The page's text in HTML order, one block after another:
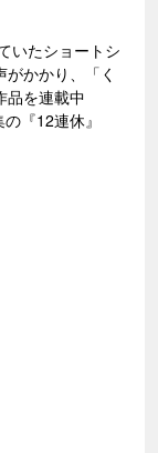
いたショートシ
かかり、「く
品を連載中
『12連休』